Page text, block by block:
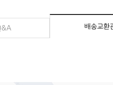
배송교환